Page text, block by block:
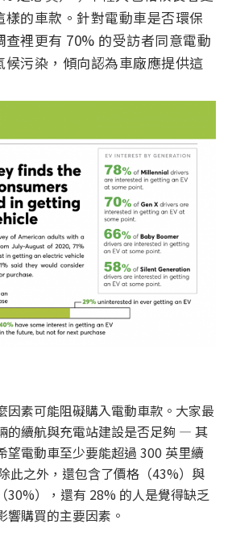
的車款。針對電動車是否環保
裡更有 70% 的受訪者同意電動
污染，傾向認為車廠應提供這
因素可能阻礙購入電動車款。大家最
的續航與充電站建設是否足夠 — 其
望電動車至少要能超過 300 英里續
此之外，還包含了價格（43%）與
30%），還有 28% 的人是覺得缺乏
響購買的主要因素。